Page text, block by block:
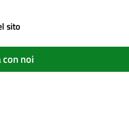
sito
con noi